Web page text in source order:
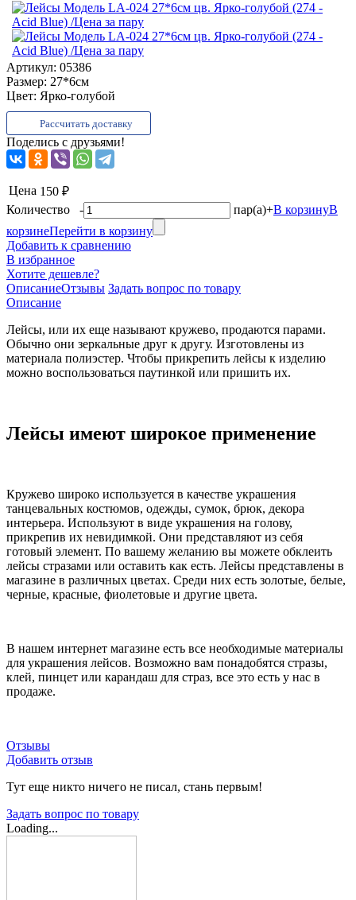
Артикул: 05386
Размер: 27*6см
Цвет: Ярко-голубой
Рассчитать доставку
Поделись с друзьями!
Цена 150 ₽
Количество - пар(а)+В корзинуВ
корзинеПерейти в корзину
Добавить к сравнению
В избранное
Хотите дешевле?
ОписаниеОтзывы Задать вопрос по товару
Описание
Лейсы, или их еще называют кружево, продаются парами.
Обычно они зеркальные друг к другу. Изготовлены из
материала полиэстер. Чтобы прикрепить лейсы к изделию
можно воспользоваться паутинкой или пришить их.
Лейсы имеют широкое применение
Кружево широко используется в качестве украшения
танцевальных костюмов, одежды, сумок, брюк, декора
интерьера. Используют в виде украшения на голову,
прикрепив их невидимкой. Они представляют из себя
готовый элемент. По вашему желанию вы можете обклеить
лейсы стразами или оставить как есть. Лейсы представлены в
магазине в различных цветах. Среди них есть золотые, белые,
черные, красные, фиолетовые и другие цвета.
В нашем интернет магазине есть все необходимые материалы
для украшения лейсов. Возможно вам понадобятся стразы,
клей, пинцет или карандаш для страз, все это есть у нас в
продаже.
Отзывы
Добавить отзыв
Тут еще никто ничего не писал, стань первым!
Задать вопрос по товару
Loading...